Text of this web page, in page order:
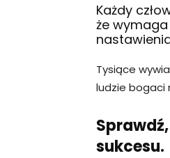
Każdy
że
Tysiące
ludzie bogaci
sukcesu.